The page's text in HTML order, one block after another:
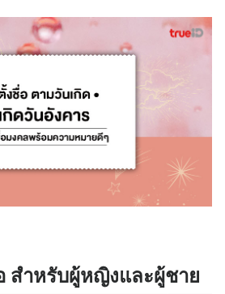
สำหรับผู้หญิงและผู้ชาย